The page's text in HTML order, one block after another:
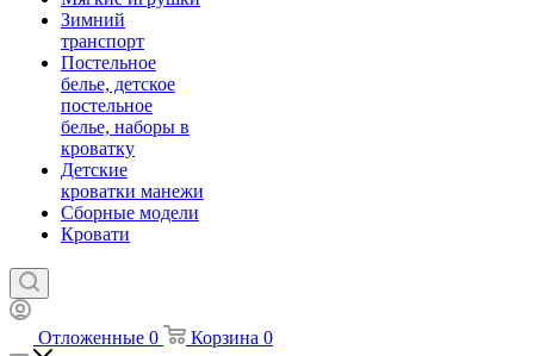
Зимний
транспорт
Постельное
белье, детское
постельное
белье, наборы в
кроватку
Детские
кроватки манежи
Сборные модели
Кровати
Отложенные 0 Корзина 0